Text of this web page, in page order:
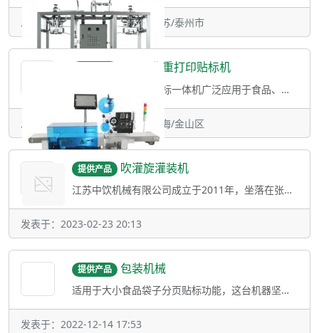
发表于：2023-12-24 10:50 • 江苏/泰州市
CWPL称重打印贴标机
适用范围称重打印贴标一体机广泛应用于食品、日化、电商物流等行业领域的表面贴标。主
发表于：2023-10-24 14:19 • 上海/金山区
提供产品 吹灌旋灌装机
江苏中饮机械有限公司成立于2011年，坐落在张家港市 国家级现代装备产业园，拥有标准
发表于：2023-02-23 20:13
提供产品 包装机械
适用于大小食品袋子分页贴标功能，这台机器坚固耐用，采用三杆调整机构，充分利用三角
发表于：2022-12-14 17:53